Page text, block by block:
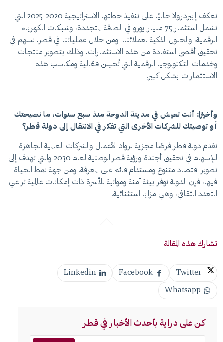
تعكف إيبردرولا حاليًا على تنفيذ خطتها الاستراتيجية 2020-2025 التي
تشمل استثمار 75 مليار يورو في الطاقة المتجددة، وشبكات الكهرباء
الرقمية، والحلول الذكية لعملائنا. ومن خلال عملياتنا في قطر، نسهم في
تحقيق أقصى استفادة من هذه الاستثمارات، وذلك بتطوير منتجات
وخدمات التكنولوجيا الرقمية التي تُحسِن فعّالية ومكاسب هذه
الاستثمارات بشكل كبير.
وأخيرًا: أنت تعيش في مدينة الدوحة منذ سبع سنوات، ما نصيحتك
أو توصيتك للشركات الأخرى التي تفكر في الانتقال إلى دولة قطر؟
تقدم دولة قطر فرصًا مجزية لرواد الأعمال والشركات العالمية الجاهزة
للإسهام في تحقيق أجندة ورؤية قطر الوطنية لعام 2030 والتي تهدف إلى
تطوير اقتصاد متنوع ومستدام قائم على المعرفة. ومن جهة نمط الحياة
فيها، فإن الدولة توفر بيئة آمنة ومواتية للأسرة ذات إمكانات عالمية تراعي
التعدد الثقافي، وهي مزايا استثنائية.
تشارك هذه المقالة
Twitter
Facebook
Linkedin
Whatsapp
كن على دراية بأحدث الأخبار في قطر